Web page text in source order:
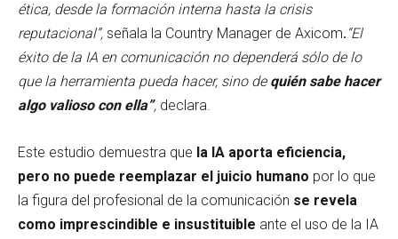
ética, desde la formación interna hasta la crisis
reputacional”, señala la Country Manager de Axicom.“El
éxito de la IA en comunicación no dependerá sólo de lo
que la herramienta pueda hacer, sino de quién sabe hacer
algo valioso con ella”, declara.
Este estudio demuestra que la IA aporta eficiencia,
pero no puede reemplazar el juicio humano por lo que
la figura del profesional de la comunicación se revela
como imprescindible e insustituible ante el uso de la IA